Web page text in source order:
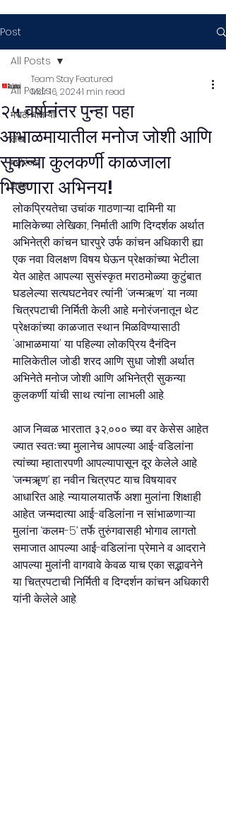
Post
All Posts
मराठी बातम्या
लेख
मनोरंजन
विशेष
All Posts
२५ वर्षानंतर पुन्हा पहा
आभाळमायातील मनोज जोशी आणि
सुकन्या कुलकर्णी काळजाला
भिडणारा अभिनय!
Team Stay Featured
Mar 16, 20241 min read
लोकप्रियतेचा उचांक गाठणाऱ्या दामिनी या
मालिकेच्या लेखिका, निर्माती आणि दिग्दर्शक अर्थात
अभिनेत्री कांचन घारपुरे उर्फ कांचन अधिकारी ह्या
एक नवा विलक्षण विषय घेऊन प्रेक्षकांच्या भेटीला
येत आहेत. आपल्या सुसंस्कृत मराठमोळ्या कुटुंबात
घडलेल्या सत्यघटनेवर त्यांनी 'जन्मऋण' या नव्या
चित्रपटाची निर्मिती केली आहे. मनोरंजनातून थेट
प्रेक्षकांच्या काळजात स्थान मिळविण्यासाठी
'आभाळमाया' या पहिल्या लोकप्रिय दैनंदिन
मालिकेतील जोडी शरद आणि सुधा जोशी अर्थात
अभिनेते मनोज जोशी आणि अभिनेत्री सुकन्या
कुलकर्णी यांची साथ त्यांना लाभली आहे.
आज निव्वळ भारतात ३२,००० च्या वर केसेस आहेत
ज्यात स्वतःच्या मुलानेच आपल्या आई-वडिलांना
त्यांच्या म्हातारपणी आपल्यापासून दूर केलेले आहे.
‘जन्मॠण’ हा नवीन चित्रपट याच विषयावर
आधारित आहे. न्यायालयातर्फे अशा मुलांना शिक्षाही
आहेत. जन्मदात्या आई-वडिलांना न सांभाळणाऱ्या
मुलांना ‘कलम-5’ तर्फे तुरुंगवासही भोगाव लागतो.
समाजात आपल्या आई-वडिलांना प्रेमाने व आदराने
आपल्या मुलांनी वागवावे केवळ याच एका सद्भावनेने
या चित्रपटाची निर्मिती व दिग्दर्शन कांचन अधिकारी
यांनी केलेले आहे.